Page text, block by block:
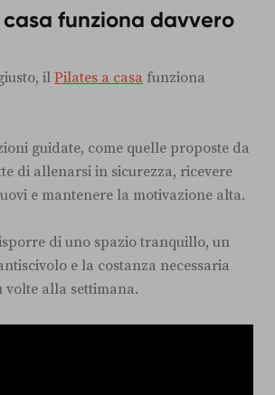
funziona davvero
il Pilates a casa funziona
guidate, come quelle proposte da
di allenarsi in sicurezza, ricevere
e mantenere la motivazione alta.
di uno spazio tranquillo, un
e la costanza necessaria
alla settimana.